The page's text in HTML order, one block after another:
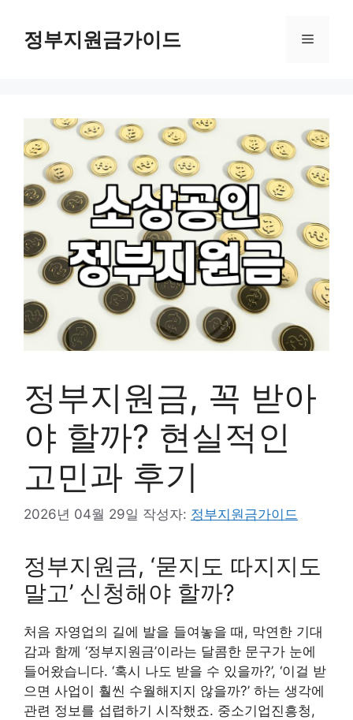
정부지원금가이드 메
정부지원금, 꼭 받아
야 할까? 현실적인
고민과 후기
2026년 04월 29일 작성자: 정부지원금가이드
정부지원금, ‘묻지도 따지지도
말고’ 신청해야 할까?
처음 자영업의 길에 발을 들여놓을 때, 막연한 기대
감과 함께 ‘정부지원금’이라는 달콤한 문구가 눈에
들어왔습니다. ‘혹시 나도 받을 수 있을까?’, ‘이걸 받
으면 사업이 훨씬 수월해지지 않을까?’ 하는 생각에
관련 정보를 섭렵하기 시작했죠. 중소기업진흥청,